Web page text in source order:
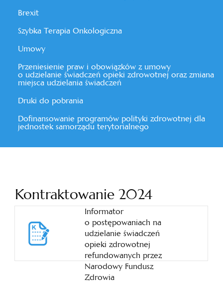
Brexit
Szybka Terapia Onkologiczna
Umowy
Przeniesienie praw i obowiązków z umowy
o udzielanie świadczeń opieki zdrowotnej oraz zmiana
miejsca udzielania świadczeń
Druki do pobrania
Dofinansowanie programów polityki zdrowotnej dla
jednostek samorządu terytorialnego
Kontraktowanie 2024
Informator
o postępowaniach na
udzielanie świadczeń
opieki zdrowotnej
refundowanych przez
Narodowy Fundusz
Zdrowia